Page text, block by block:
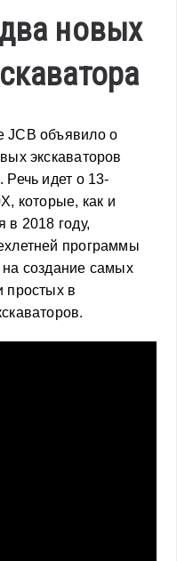
новых
JCB объявило о
экскаваторов
идет о 13-
которые, как и
в 2018 году,
программы
создание самых
простых в